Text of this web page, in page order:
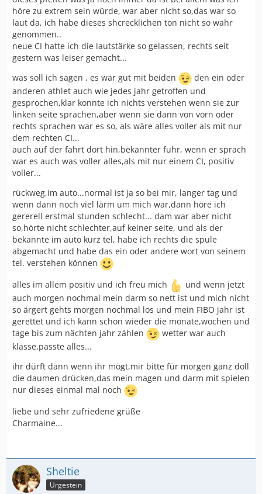
höre zu extrem sein würde, war aber nicht so,das war so
laut da, ich habe dieses shcrecklichen ton nicht so wahr
genommen..
neue CI hatte ich die lautstärke so gelassen, rechts seit
gestern was leiser gemacht...
was soll ich sagen , es war gut mit beiden
den ein oder
anderen athlet auch wie jedes jahr getroffen und
gesprochen,klar konnte ich nichts verstehen wenn sie zur
linken seite sprachen,aber wenn sie dann von vorn oder
rechts sprachen war es so, als wäre alles voller als mit nur
dem rechten CI...
auch auf der fahrt dort hin,bekannter fuhr, wenn er sprach
war es auch was voller alles,als mit nur einem CI, positiv
voller...
rückweg,im auto...normal ist ja so bei mir, langer tag und
wenn dann noch viel lärm um mich war,dann höre ich
gererell erstmal stunden schlecht... dam war aber nicht
so,hörte nicht schlechter,auf keiner seite, und als der
bekannte im auto kurz tel, habe ich rechts die spule
abgemacht und habe das ein oder andere wort von seinem
tel. verstehen können
alles im allem positiv und ich freu mich
und wenn jetzt
auch morgen nochmal mein darm so nett ist und mich nicht
so ärgert gehts morgen nochmal los und mein FIBO jahr ist
gerettet und ich kann schon wieder die monate,wochen und
tage bis zum nächten jahr zählen
wetter war auch
klasse,passte alles...
ihr dürft dann wenn ihr mögt,mir bitte für morgen ganz doll
die daumen drücken,das mein magen und darm mit spielen
nur dieses einmal mal noch
liebe und sehr zufriedene grüße
Charmaine...
Sheltie
Urgestein